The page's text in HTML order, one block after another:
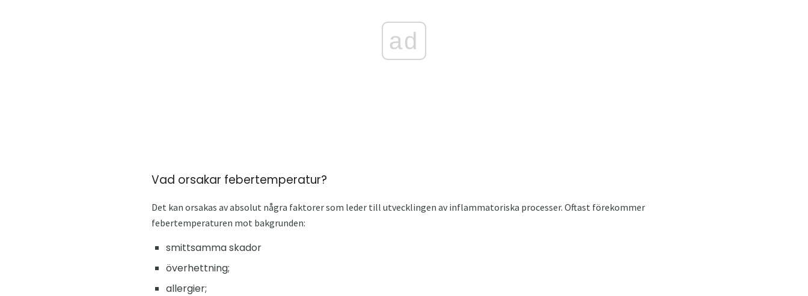
ad
Vad orsakar febertemperatur?
Det kan orsakas av absolut några faktorer som leder till utvecklingen av inflammatoriska processer. Oftast förekommer
febertemperaturen mot bakgrunden:
smittsamma skador
överhettning;
allergier;